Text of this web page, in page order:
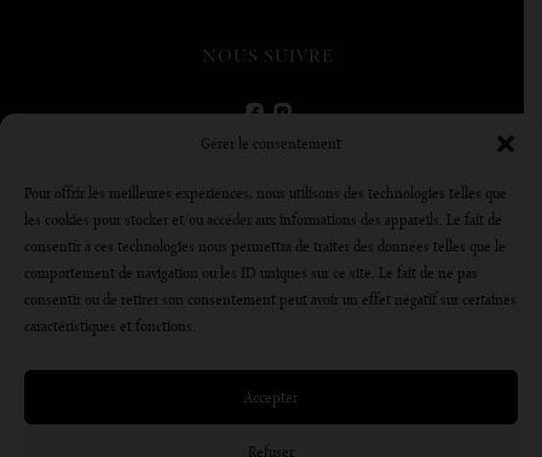
Gérer le consentement
Pour offrir les meilleures expériences, nous utilisons des technologies telles que
les cookies pour stocker et/ou accéder aux informations des appareils. Le fait de
consentir à ces technologies nous permettra de traiter des données telles que le
comportement de navigation ou les ID uniques sur ce site. Le fait de ne pas
consentir ou de retirer son consentement peut avoir un effet négatif sur certaines
caractéristiques et fonctions.
Accepter
Refuser
NOUS SUIVRE
VISITE VIRTUELLE
DÉCOUVRIR
L’abus d’alcool est dangereux pour la santé, à consommer avec